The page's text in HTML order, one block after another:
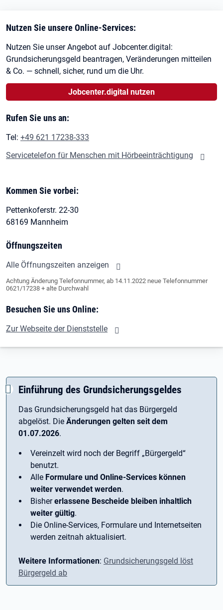
Nutzen Sie unsere Online-Services:
Nutzen Sie unser Angebot auf Jobcenter.digital:
Grundsicherungsgeld beantragen, Veränderungen mitteilen
& Co. — schnell, sicher, rund um die Uhr.
Jobcenter.digital nutzen
Rufen Sie uns an:
Tel: +49 621 17238-333
Servicetelefon für Menschen mit Hörbeeinträchtigung
Kommen Sie vorbei:
Pettenkoferstr. 22-30
68169 Mannheim
Öffnungszeiten
Alle Öffnungszeiten anzeigen
Achtung Änderung Telefonnummer, ab 14.11.2022 neue Telefonnummer
0621/17238 + alte Durchwahl
Besuchen Sie uns Online:
Zur Webseite der Dienststelle
Einführung des Grundsicherungsgeldes
Das Grundsicherungsgeld hat das Bürgergeld
abgelöst. Die Änderungen gelten seit dem
01.07.2026.
Vereinzelt wird noch der Begriff ­„Bürgergeld“
benutzt.
Alle Formulare und Online-Services können
weiter verwendet werden.
Bishererlassene Bescheide bleiben inhaltlich
weiter gültig.
Die Online-Services, Formulare und Internetseiten
werden zeitnah aktualisiert.
Weitere Informationen: Grundsicherungsgeld löst
Bürgergeld ab